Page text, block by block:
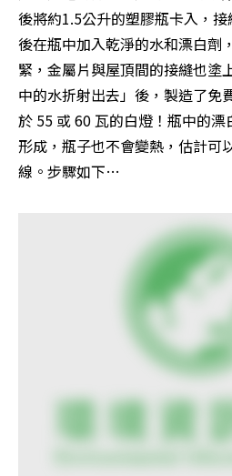
後將約1.5公升的塑膠瓶卡入，
後在瓶中加入乾淨的水和漂白劑
緊，金屬片與屋頂間的接縫也塗
中的水折射出去」後，製造了免
於 55 或 60 瓦的白燈！瓶中的
形成，瓶子也不會變熱，估計可
線。步驟如下…